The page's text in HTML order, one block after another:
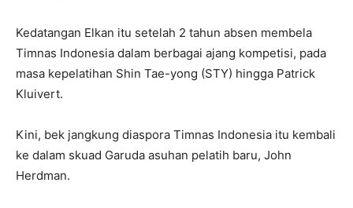
Kedatangan Elkan itu setelah 2 tahun absen membela
Timnas Indonesia dalam berbagai ajang kompetisi, pada
masa kepelatihan Shin Tae-yong (STY) hingga Patrick
Kluivert.
Kini, bek jangkung diaspora Timnas Indonesia itu kembali
ke dalam skuad Garuda asuhan pelatih baru, John
Herdman.